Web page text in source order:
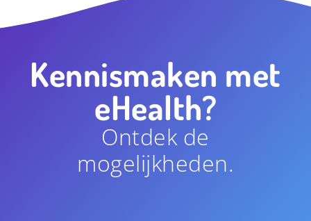
Kennismaken met
eHealth?
Ontdek de
mogelijkheden.